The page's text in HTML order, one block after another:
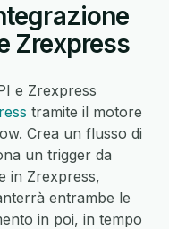
Zrexpress
e Zrexpress
tramite il motore
Crea un flusso di
un trigger da
in Zrexpress,
entrambe le
in poi, in tempo